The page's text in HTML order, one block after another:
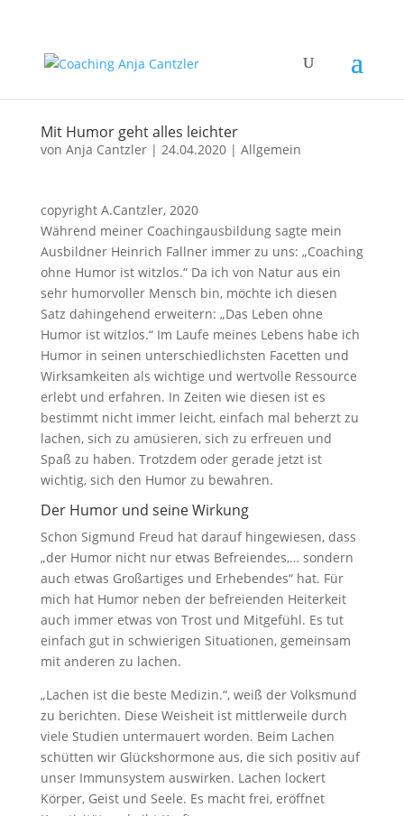
Mit Humor geht alles leichter
von Anja Cantzler| 24.04.2020| Allgemein
copyright A.Cantzler, 2020
Während meiner Coachingausbildung sagte mein
Ausbildner Heinrich Fallner immer zu uns: „Coaching
ohne Humor ist witzlos.“ Da ich von Natur aus ein
sehr humorvoller Mensch bin, möchte ich diesen
Satz dahingehend erweitern: „Das Leben ohne
Humor ist witzlos.“ Im Laufe meines Lebens habe ich
Humor in seinen unterschiedlichsten Facetten und
Wirksamkeiten als wichtige und wertvolle Ressource
erlebt und erfahren. In Zeiten wie diesen ist es
bestimmt nicht immer leicht, einfach mal beherzt zu
lachen, sich zu amüsieren, sich zu erfreuen und
Spaß zu haben. Trotzdem oder gerade jetzt ist
wichtig, sich den Humor zu bewahren.
Der Humor und seine Wirkung
Schon Sigmund Freud hat darauf hingewiesen, dass
„der Humor nicht nur etwas Befreiendes,… sondern
auch etwas Großartiges und Erhebendes“ hat. Für
mich hat Humor neben der befreienden Heiterkeit
auch immer etwas von Trost und Mitgefühl. Es tut
einfach gut in schwierigen Situationen, gemeinsam
mit anderen zu lachen.
„Lachen ist die beste Medizin.“, weiß der Volksmund
zu berichten. Diese Weisheit ist mittlerweile durch
viele Studien untermauert worden. Beim Lachen
schütten wir Glückshormone aus, die sich positiv auf
unser Immunsystem auswirken. Lachen lockert
Körper, Geist und Seele. Es macht frei, eröffnet